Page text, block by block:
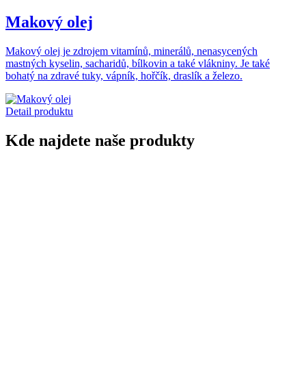
Makový olej
Makový olej je zdrojem vitamínů, minerálů, nenasycených
mastných kyselin, sacharidů, bílkovin a také vlákniny. Je také
bohatý na zdravé tuky, vápník, hořčík, draslík a železo.
Detail produktu
Kde najdete naše produkty